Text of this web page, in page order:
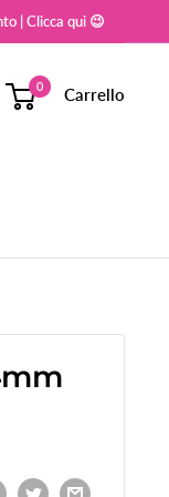
| Clicca qui 😉
0 Carrello